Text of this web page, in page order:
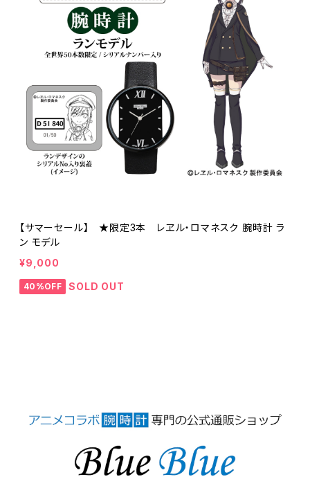
【サマーセール】 ★限定3本 レヱル・ロマネスク 腕時計 ラ
ン モデル
¥9,000
40%OFF SOLD OUT